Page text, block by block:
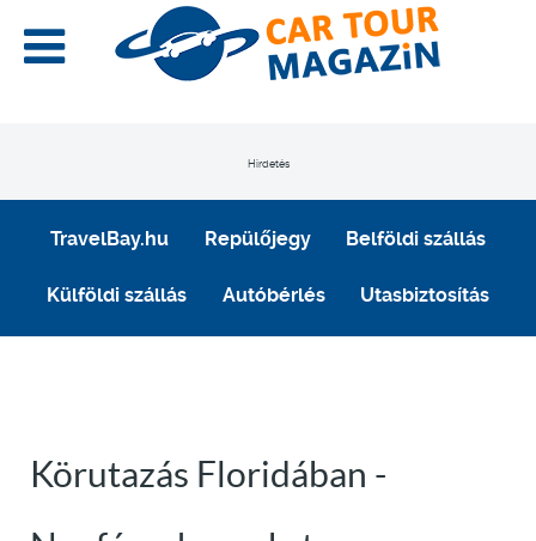
Hirdetés
TravelBay.hu Repülőjegy Belföldi szállás
Külföldi szállás Autóbérlés Utasbiztosítás
Körutazás Floridában -